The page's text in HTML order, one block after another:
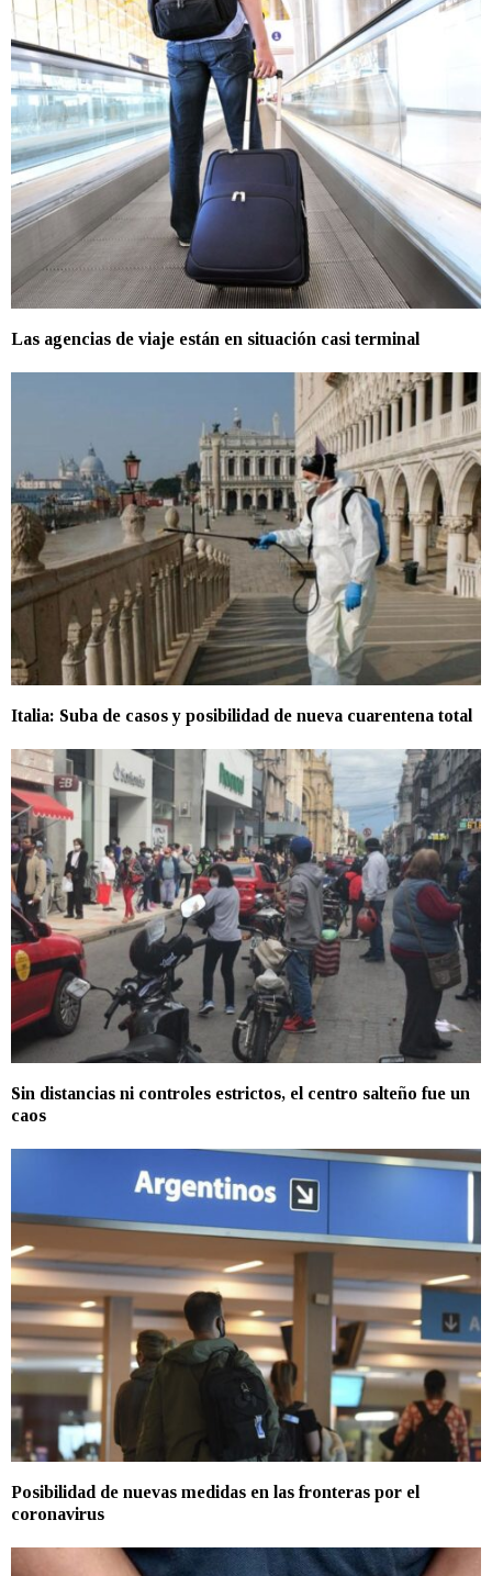
Las agencias de viaje están en situación casi terminal
Italia: Suba de casos y posibilidad de nueva cuarentena total
Sin distancias ni controles estrictos, el centro salteño fue un
caos
Posibilidad de nuevas medidas en las fronteras por el
coronavirus